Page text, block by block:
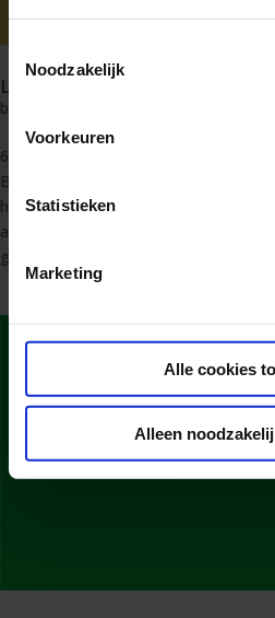
Toestemmingsselectie
Noodzakelijk
Voorkeuren
Statistieken
Marketing
Alle cookies
Alleen
Leerlingen Bleydenbergschool op
by
65 leerlingen van het vijfde en zesde
Bleydenbergschool in Wilsele
het schooljaar kennis met Marie
aandienen om de leerlingen kennis te
geschiedenis van Wilsele en met...